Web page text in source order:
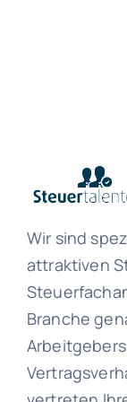
Wir sind
attraktiven
Branche